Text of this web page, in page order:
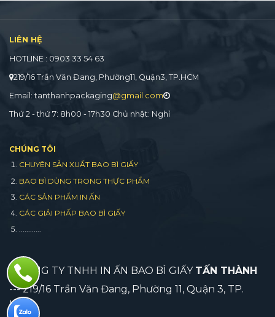
LIÊN HỆ
HOTLINE : 0903 33 54 63
219/16 Trần Văn Đang, Phường11, Quận3, TP.HCM
Email: tanthanhpackaging@gmail.com
Thứ 2 - thứ 7: 8h00 - 17h30 Chủ nhật: Nghỉ
CHÚNG TÔI
CHUYÊN SẢN XUẤT BAO BÌ GIẤY
BAO BÌ DÙNG TRONG THỰC PHẨM
CÁC SẢN PHẨM IN ẤN
CÁC GIẢI PHẤP BAO BÌ GIẤY
............
CÔNG TY TNHH IN ẤN BAO BÌ GIẤY TẤN THÀNH
--- 219/16 Trần Văn Đang, Phường 11, Quận 3, TP.
HCM